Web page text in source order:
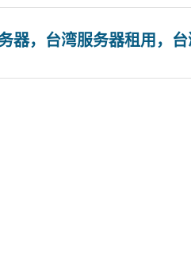
器，台湾服务器租用，